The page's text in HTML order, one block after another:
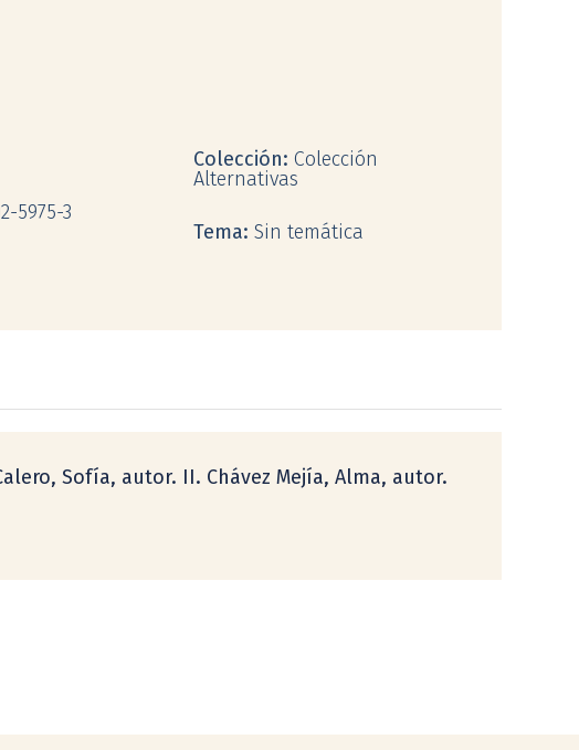
5975-3
Colección: Colección
Alternativas
Tema: Sin temática
Sofía, autor. II. Chávez Mejía, Alma, autor.